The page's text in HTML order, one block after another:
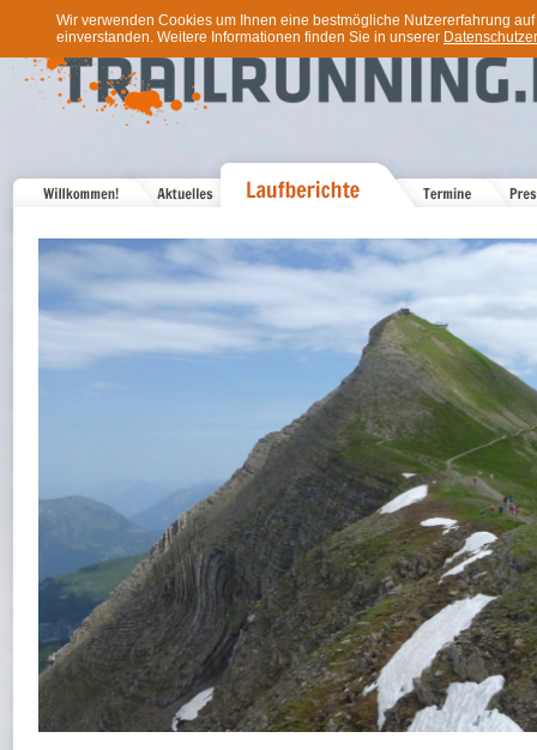
Wir verwenden Cookies um Ihnen eine bestmögliche Nutzererfahrung
einverstanden. Weitere Informationen finden Sie in unserer